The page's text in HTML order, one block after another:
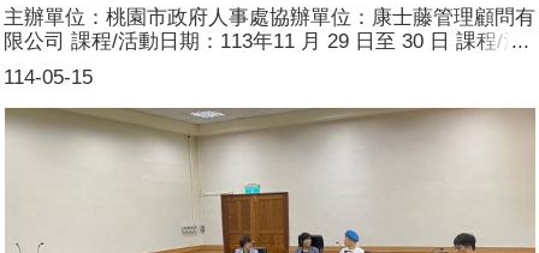
114-05-15
主辦單位：桃園市政府人事處協辦單位：康士藤管理顧問有
限公司 課程/活動日期：113年11 月 29 日至 30 日 課程/活
動對象：114 年（含）以前符合公務人員任用 法第 17 條所
定「薦任公務人員晉升 簡任官等訓練」參訓資格之本府所
屬一級機關女性薦任第 9 職等科 長、主任或相當層級主管
職務人員， 或具發展潛力之薦任第 8 職等至第 9 職等專
員、技正、秘書、督學或相 當層級職務人員。 辦理形式：
工作坊 課程/活動簡介：爲持續深化女性中階主管領導管理
能力，培育擔任高階職務所需知能， 且為跨越組織框架、
深化團隊交流， 採 2 日住班、移地訓練及體驗學習 之模式